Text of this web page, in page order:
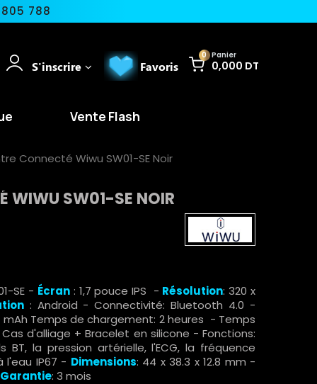
788
0 Panier
0,000 DT
Favoris
S'inscrire
Vente Flash
Connecté Wiwu SW01-SE Noir
WIWU SW01-SE NOIR
SE - Écran : 1,7 pouce IPS - Résolution: 320 x
: Android - Connectivité: Bluetooth 4.0 -
Temps de chargement: 2 heures - Temps
d'alliage + Bracelet en silicone - Fonctions:
BT, la pression artérielle, l'ECG, la fréquence
l'eau IP67 - Dimensions: 44 x 38.3 x 12.8 mm -
Garantie: 3 mois